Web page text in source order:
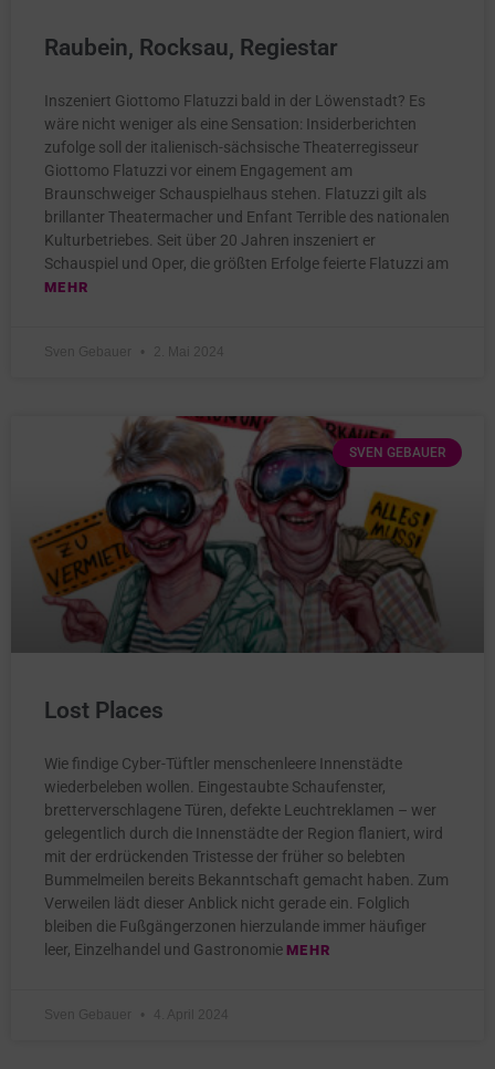
Raubein, Rocksau, Regiestar
Inszeniert Giottomo Flatuzzi bald in der Löwenstadt? Es
wäre nicht weniger als eine Sensation: Insiderberichten
zufolge soll der italienisch-sächsische Theaterregisseur
Giottomo Flatuzzi vor einem Engagement am
Braunschweiger Schauspielhaus stehen. Flatuzzi gilt als
brillanter Theatermacher und Enfant Terrible des nationalen
Kulturbetriebes. Seit über 20 Jahren inszeniert er
Schauspiel und Oper, die größten Erfolge feierte Flatuzzi am
MEHR
Sven Gebauer 2. Mai 2024
SVEN GEBAUER
Lost Places
Wie findige Cyber-Tüftler menschenleere Innenstädte
wiederbeleben wollen. Eingestaubte Schaufenster,
bretterverschlagene Türen, defekte Leuchtreklamen – wer
gelegentlich durch die Innenstädte der Region flaniert, wird
mit der erdrückenden Tristesse der früher so belebten
Bummelmeilen bereits Bekanntschaft gemacht haben. Zum
Verweilen lädt dieser Anblick nicht gerade ein. Folglich
bleiben die Fußgängerzonen hierzulande immer häufiger
leer, Einzelhandel und Gastronomie MEHR
Sven Gebauer 4. April 2024